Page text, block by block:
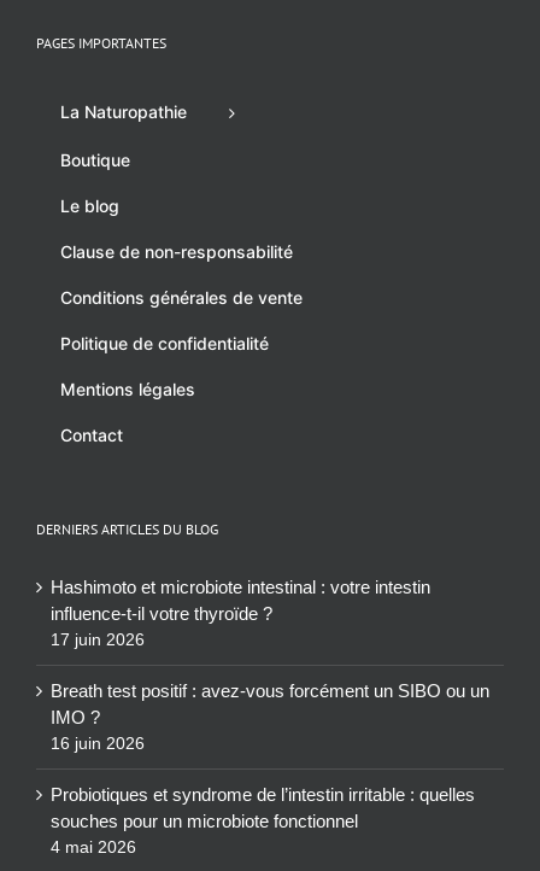
PAGES IMPORTANTES
La Naturopathie
Boutique
Le blog
Clause de non-responsabilité
Conditions générales de vente
Politique de confidentialité
Mentions légales
Contact
DERNIERS ARTICLES DU BLOG
Hashimoto et microbiote intestinal : votre intestin
influence-t-il votre thyroïde ?
17 juin 2026
Breath test positif : avez-vous forcément un SIBO ou un
IMO ?
16 juin 2026
Probiotiques et syndrome de l’intestin irritable : quelles
souches pour un microbiote fonctionnel
4 mai 2026